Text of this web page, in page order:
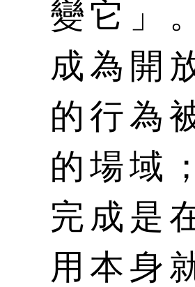
變它」
成為開
的行為
的場域
完成是
用本身